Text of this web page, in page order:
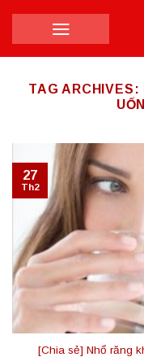
TAG ARCHIVES:
[Chia sẻ] Nhổ răng
27
Th2